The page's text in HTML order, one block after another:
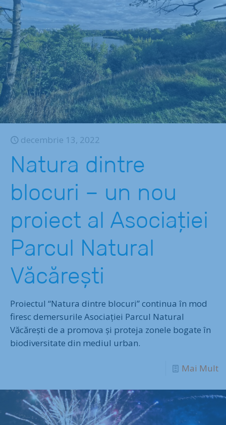
decembrie 13, 2022
Natura dintre
blocuri – un nou
proiect al Asociației
Parcul Natural
Văcărești
Proiectul “Natura dintre blocuri” continua în mod
firesc demersurile Asociației Parcul Natural
Văcărești de a promova și proteja zonele bogate în
biodiversitate din mediul urban.
Mai Mult